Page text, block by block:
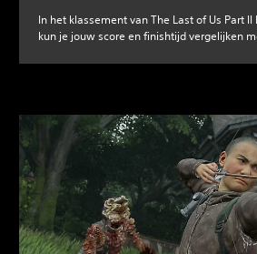
In het klassement van The Last of Us Part
kun je jouw score en finishtijd vergelijken